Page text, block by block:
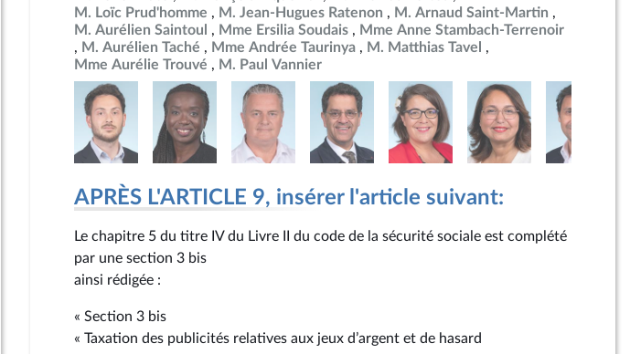
19 octobre 2024
18 octobre 2024
17 octobre 2024
18 octobre 2024
18 octobre 2024
18 octobre 2024
M. Loïc Prud'homme
M. Jean-Hugues Ratenon
M. Arnaud Saint-Martin
M. Aurélien Saintoul
Mme Ersilia Soudais
Mme Anne Stambach-Terrenoir
M. Aurélien Taché
Mme Andrée Taurinya
M. Matthias Tavel
Mme Aurélie Trouvé
M. Paul Vannier
APRÈS L'ARTICLE 9, insérer l'article suivant:
Le chapitre 5 du titre IV du Livre II du code de la sécurité sociale est complété
par une section 3 bis
ainsi rédigée :
« Section 3 bis
« Taxation des publicités relatives aux jeux d’argent et de hasard